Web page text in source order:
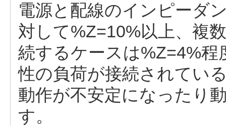
電源と配線のインピーダ
対して%Z=10%以上、複
続するケースは%Z=4%
性の負荷が接続されてい
動作が不安定になったり
す。